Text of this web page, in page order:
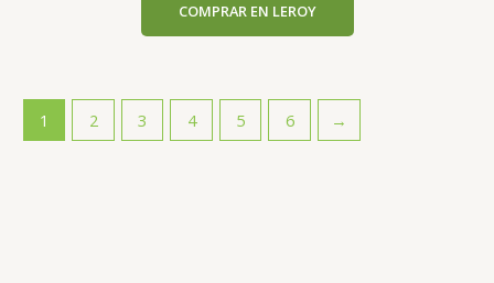
COMPRAR EN LEROY
1 2 3 4 5 6 →